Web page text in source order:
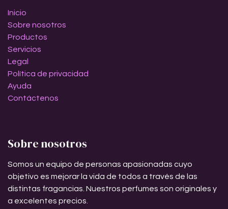
Inicio
Sobre nosotros
Productos
Servicios
Legal
Política de privacidad
Ayuda
Contáctenos
Sobre nosotros
Somos un equipo de personas apasionadas cuyo
objetivo es mejorar la vida de todos a través de las
distintas fragancias. Nuestros perfumes son originales y
a excelentes precios.